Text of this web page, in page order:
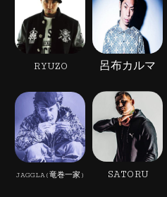
RYUZO 呂布カルマ
JAGGLA(竜巻一家) SATORU